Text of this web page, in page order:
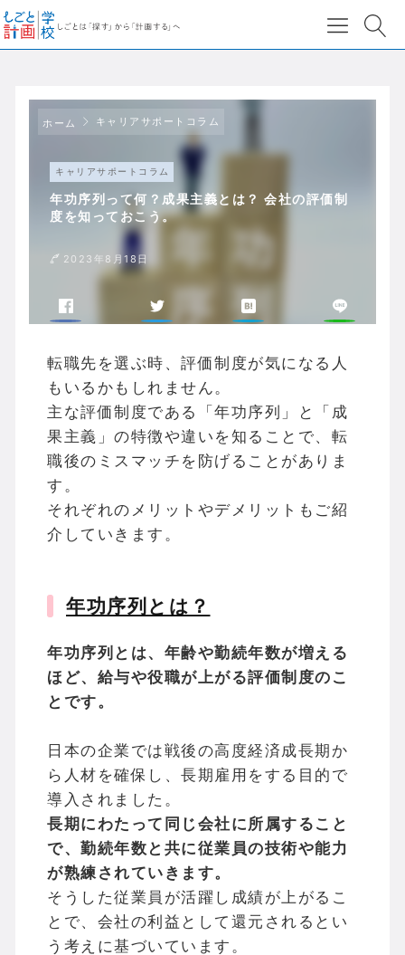
ホーム キャリアサポートコラム
キャリアサポートコラム
年功序列って何？成果主義とは？ 会社の評価制
度を知っておこう。
2023年8月18日
転職先を選ぶ時、評価制度が気になる人
もいるかもしれません。
主な評価制度である「年功序列」と「成
果主義」の特徴や違いを知ることで、転
職後のミスマッチを防げることがありま
す。
それぞれのメリットやデメリットもご紹
介していきます。
年功序列とは？
年功序列とは、年齢や勤続年数が増える
ほど、給与や役職が上がる評価制度のこ
とです。
日本の企業では戦後の高度経済成長期か
ら人材を確保し、長期雇用をする目的で
導入されました。
長期にわたって同じ会社に所属すること
で、勤続年数と共に従業員の技術や能力
が熟練されていきます。
そうした従業員が活躍し成績が上がるこ
とで、会社の利益として還元されるとい
う考えに基づいています。